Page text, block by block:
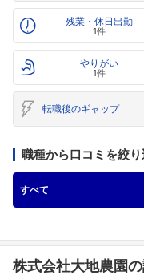
残業・休日出勤
1件
やりがい
1件
転職後のギャップ
職種から口コミを絞
すべて
株式会社大地農園